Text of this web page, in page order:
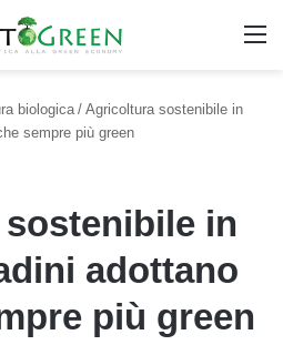
biologica / Agricoltura sostenibile in
sempre più green
in
adottano
più green